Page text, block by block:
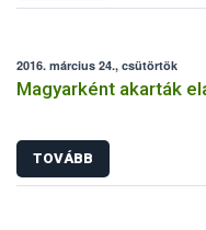
2016. március 24., csütörtök
Magyarként akarták
TOVÁBB